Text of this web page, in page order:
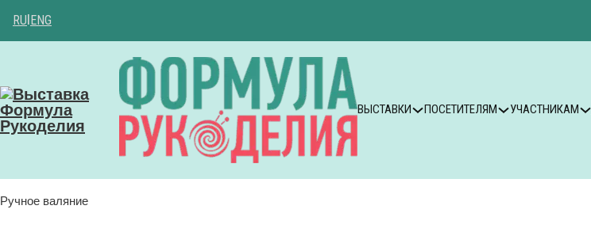
RU ENG
ВЫСТАВКИ ПОСЕТИТЕЛЯМ УЧАСТНИКАМ
Ручное валяние